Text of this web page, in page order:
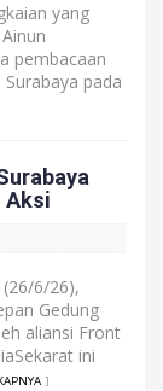
yang
pembacaan
pada
Aksi
(26/6/26),
Gedung
aliansi Front
ini
]